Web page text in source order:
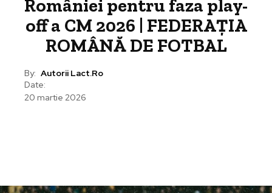
României pentru faza play-
off a CM 2026 | FEDERAȚIA
ROMÂNĂ DE FOTBAL
By: Autorii Lact.ro
Date:
20 martie 2026